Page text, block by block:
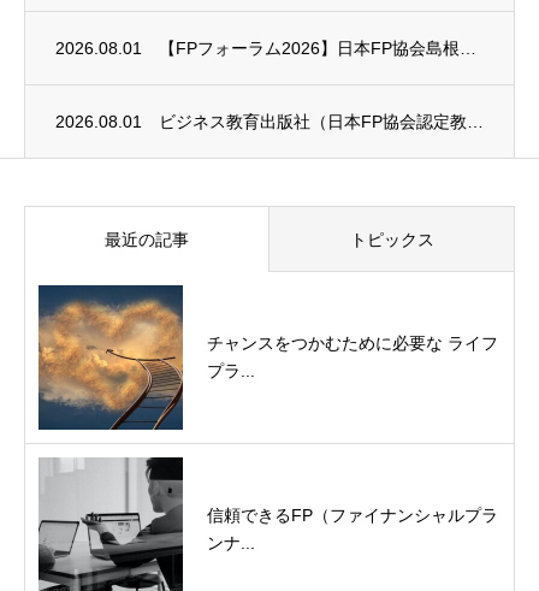
2026.08.01 【FPフォーラム2026】日本FP協会島根支部のお知らせ
2026.08.01 ビジネス教育出版社（日本FP協会認定教育機関）継続セミナー終了のお知らせ
最近の記事 トピックス
チャンスをつかむために必要な ライフ
プラ...
信頼できるFP（ファイナンシャルプラ
ンナ...